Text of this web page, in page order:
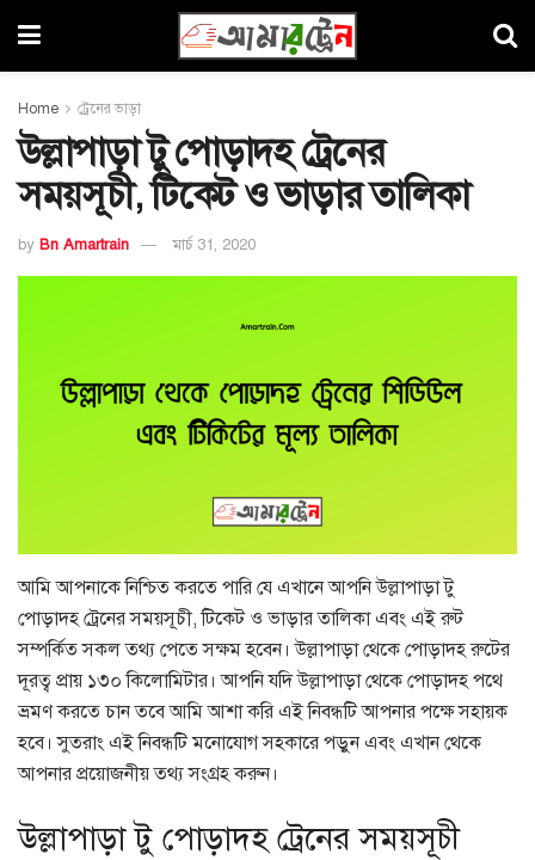
Home ট্রেনের ভাড়া
উল্লাপাড়া টু পোড়াদহ ট্রেনের
সময়সূচী, টিকেট ও ভাড়ার তালিকা
by Bn Amartrain মার্চ 31, 2020
আমি আপনাকে নিশ্চিত করতে পারি যে এখানে আপনি উল্লাপাড়া টু
পোড়াদহ ট্রেনের সময়সূচী, টিকেট ও ভাড়ার তালিকা এবং এই রুট
সম্পর্কিত সকল তথ্য পেতে সক্ষম হবেন। উল্লাপাড়া থেকে পোড়াদহ রুটের
দূরত্ব প্রায় ১৩০ কিলোমিটার। আপনি যদি উল্লাপাড়া থেকে পোড়াদহ পথে
ভ্রমণ করতে চান তবে আমি আশা করি এই নিবন্ধটি আপনার পক্ষে সহায়ক
হবে। সুতরাং এই নিবন্ধটি মনোযোগ সহকারে পড়ুন এবং এখান থেকে
আপনার প্রয়োজনীয় তথ্য সংগ্রহ করুন।
উল্লাপাড়া টু পোড়াদহ ট্রেনের সময়সূচী